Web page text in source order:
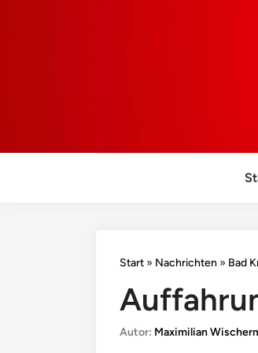
Start » Nachrichten » Bad
Autor: Maximilian